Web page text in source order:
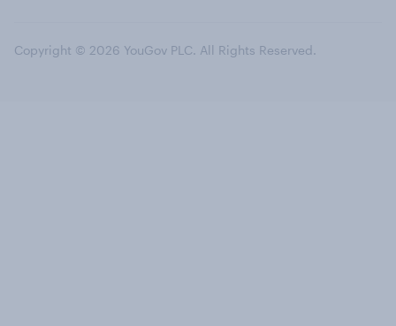
Copyright © 2026 YouGov PLC. All Rights Reserved.